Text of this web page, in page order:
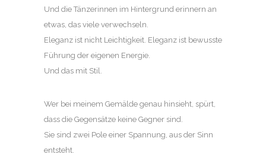
Und die Tänzerinnen im Hintergrund erinnern an
etwas, das viele verwechseln.
Eleganz ist nicht Leichtigkeit. Eleganz ist bewusste
Führung der eigenen Energie.
Und das mit Stil.
Wer bei meinem Gemälde genau hinsieht, spürt,
dass die Gegensätze keine Gegner sind.
Sie sind zwei Pole einer Spannung, aus der Sinn
entsteht.